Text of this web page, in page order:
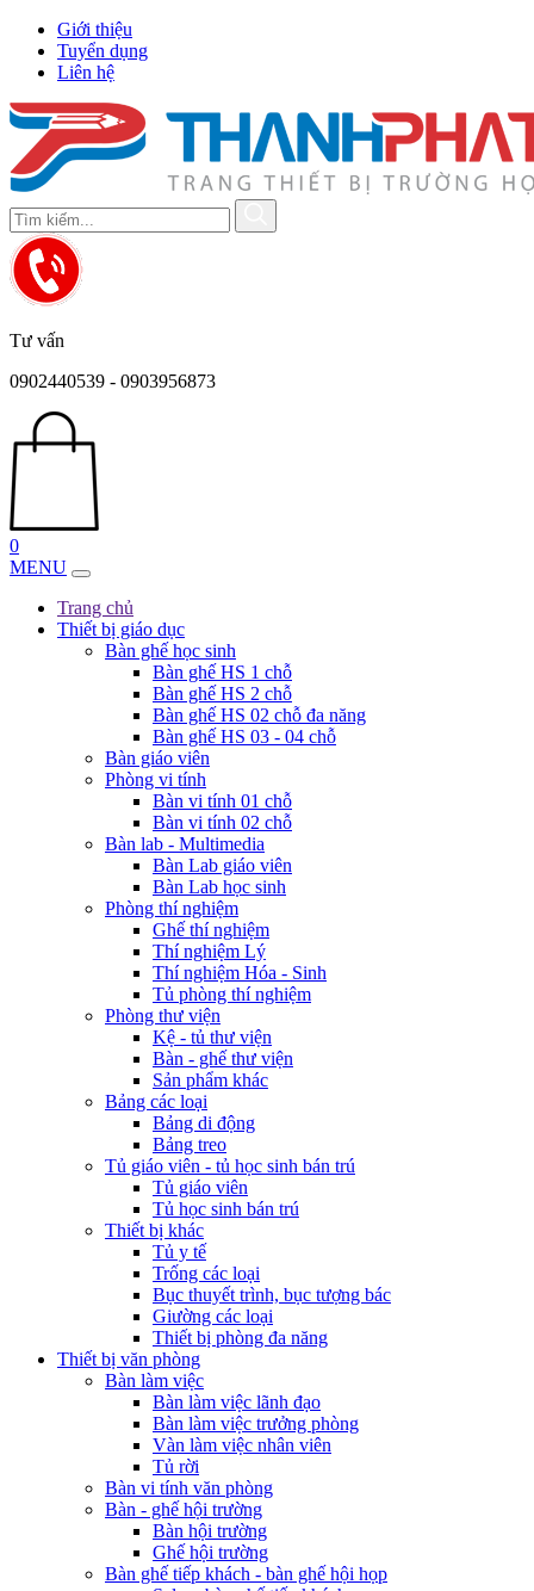
Giới thiệu
Tuyển dụng
Liên hệ
Tư vấn
0902440539 - 0903956873
0
MENU
Trang chủ
Thiết bị giáo dục
Bàn ghế học sinh
Bàn ghế HS 1 chỗ
Bàn ghế HS 2 chỗ
Bàn ghế HS 02 chỗ đa năng
Bàn ghế HS 03 - 04 chỗ
Bàn giáo viên
Phòng vi tính
Bàn vi tính 01 chỗ
Bàn vi tính 02 chỗ
Bàn lab - Multimedia
Bàn Lab giáo viên
Bàn Lab học sinh
Phòng thí nghiệm
Ghế thí nghiệm
Thí nghiệm Lý
Thí nghiệm Hóa - Sinh
Tủ phòng thí nghiệm
Phòng thư viện
Kệ - tủ thư viện
Bàn - ghế thư viện
Sản phẩm khác
Bảng các loại
Bảng di động
Bảng treo
Tủ giáo viên - tủ học sinh bán trú
Tủ giáo viên
Tủ học sinh bán trú
Thiết bị khác
Tủ y tế
Trống các loại
Bục thuyết trình, bục tượng bác
Giường các loại
Thiết bị phòng đa năng
Thiết bị văn phòng
Bàn làm việc
Bàn làm việc lãnh đạo
Bàn làm việc trưởng phòng
Vàn làm việc nhân viên
Tủ rời
Bàn vi tính văn phòng
Bàn - ghế hội trường
Bàn hội trường
Ghế hội trường
Bàn ghế tiếp khách - bàn ghế hội họp